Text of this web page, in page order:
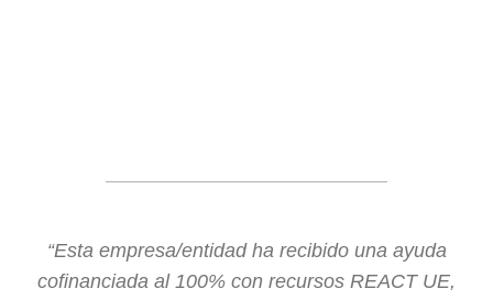
“Esta empresa/entidad ha recibido una ayuda
cofinanciada al 100% con recursos REACT UE,